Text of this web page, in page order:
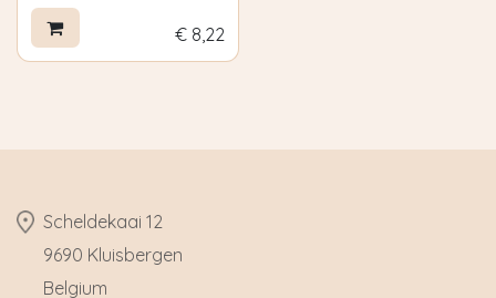
€ 8,22
​Scheldekaai 12
9690 Kluisbergen
​Belgium